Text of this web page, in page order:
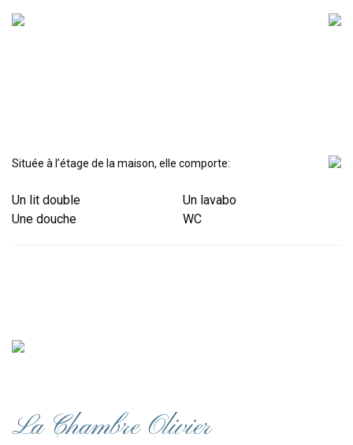
Située à l’étage de la maison, elle comporte:
Un lit double
Une douche
Un lavabo
WC
La Chambre Olivier